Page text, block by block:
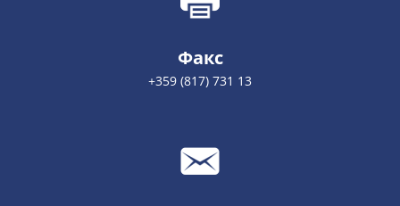
Факс
+359 (817) 731 13